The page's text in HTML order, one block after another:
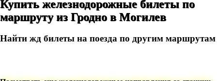
Купить железнодорожные билеты по
маршруту из Гродно в Могилев
Найти жд билеты на поезда по другим маршрутам